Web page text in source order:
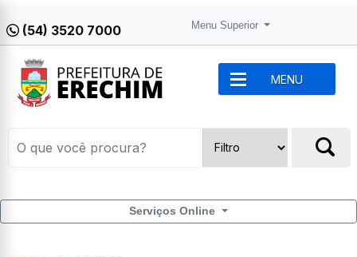
(54) 3520 7000 Menu Superior
MENU
Serviços Online